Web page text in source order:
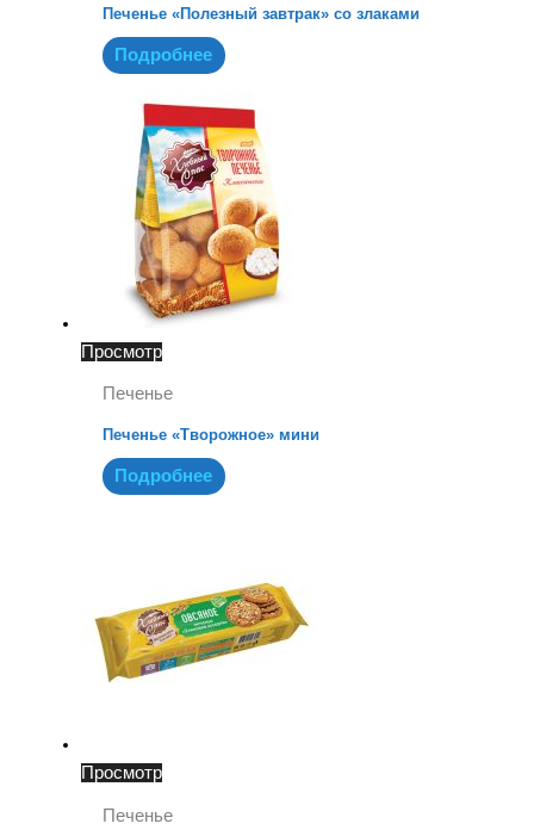
Печенье «Полезный завтрак» со злаками
Подробнее
Просмотр
Печенье
Печенье «Творожное» мини
Подробнее
Просмотр
Печенье